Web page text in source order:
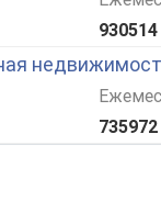
930514
735972